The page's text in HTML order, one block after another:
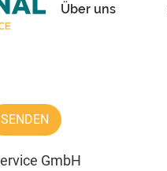
Über uns
SENDEN